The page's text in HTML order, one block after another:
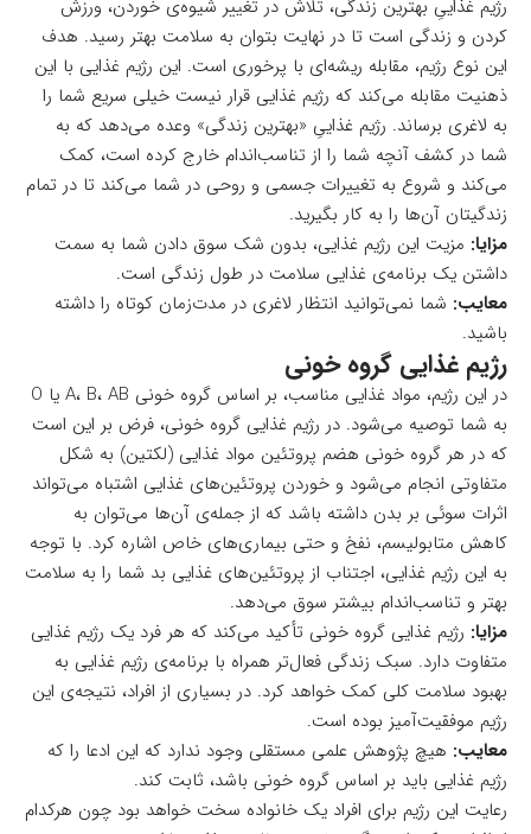
رژیم غذاییِ بهترین زندگی، تلاش در تغییر شیوه‌ی خوردن، ورزش
کردن و زندگی است تا در نهایت بتوان به سلامت بهتر رسید. هدف
این نوع رژیم، مقابله ریشه‌ای با پرخوری است. این رژیم غذایی با این
ذهنیت مقابله می‌کند که رژیم غذایی قرار نیست خیلی سریع شما را
به لاغری برساند. رژیم غذاییِ «بهترین زندگی» وعده می‌دهد که به
شما در کشف آنچه شما را از تناسب‌اندام خارج کرده است، کمک
می‌کند و شروع به تغییرات جسمی و روحی در شما می‌کند تا در تمام
زندگیتان آن‌ها را به کار بگیرید.
مزایا: مزیت این رژیم غذایی، بدون شک سوق دادن شما به سمت
داشتن یک برنامه‌ی غذایی سلامت در طول زندگی است.
معایب: شما نمی‌توانید انتظار لاغری در مدت‌زمان کوتاه را داشته
باشید.
رژیم غذایی گروه خونی
در این رژیم، مواد غذایی مناسب، بر اساس گروه خونی A، B، AB یا O
به شما توصیه می‌شود. در رژیم غذایی گروه خونی، فرض بر این است
که در هر گروه خونی هضم پروتئین مواد غذایی (لکتین) به شکل
متفاوتی انجام می‌شود و خوردن پروتئین‌های غذایی اشتباه می‌تواند
اثرات سوئی بر بدن داشته باشد که از جمله‌ی آن‌ها می‌توان به
کاهش متابولیسم، نفخ و حتی بیماری‌های خاص اشاره کرد. با توجه
به این رژیم غذایی، اجتناب از پروتئین‌های غذایی بد شما را به سلامت
بهتر و تناسب‌اندام بیشتر سوق می‌دهد.
مزایا: رژیم غذایی گروه خونی تأکید می‌کند که هر فرد یک رژیم غذایی
متفاوت دارد. سبک زندگی فعال‌تر همراه با برنامه‌ی رژیم غذایی به
بهبود سلامت کلی کمک خواهد کرد. در بسیاری از افراد، نتیجه‌ی این
رژیم موفقیت‌آمیز بوده است.
معایب: هیچ پژوهش علمی مستقلی وجود ندارد که این ادعا را که
رژیم غذایی باید بر اساس گروه خونی باشد، ثابت کند.
رعایت این رژیم برای افراد یک خانواده سخت خواهد بود چون هرکدام